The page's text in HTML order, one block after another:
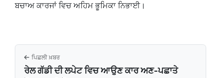
ਬਚਾਅ ਕਾਰਜਾਂ ਵਿਚ ਅਹਿਮ ਭੂਮਿਕਾ ਨਿਭਾਈ।
ਪਿਛਲੀ ਖ਼ਬਰ
ਰੇਲ ਗੱਡੀ ਦੀ ਲਪੇਟ ਵਿਚ ਆਉਣ ਕਾਰ ਅਣ-ਪਛਾਤੇ